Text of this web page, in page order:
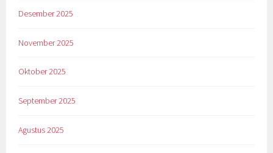
Desember 2025
November 2025
Oktober 2025
September 2025
Agustus 2025